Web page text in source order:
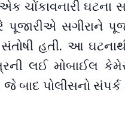
ચોંકાવનારી ઘટના
પૂજારીએ સગીરાને
હતી. આ
લઈ મોબાઈલ
જે બાદ પોલીસનો